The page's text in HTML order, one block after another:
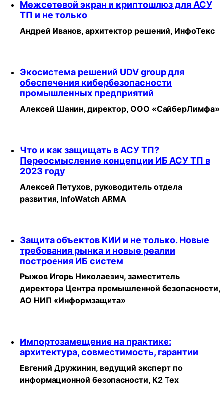
Межсетевой экран и криптошлюз для АСУ
ТП и не только
Андрей Иванов, архитектор решений, ИнфоТекс
Экосистема решений UDV group для
обеспечения кибербезопасности
промышленных предприятий
Алексей Шанин, директор, ООО «СайберЛимфа»
Что и как защищать в АСУ ТП?
Переосмысление концепции ИБ АСУ ТП в
2023 году
Алексей Петухов, руководитель отдела
развития, InfoWatch ARMA
Защита объектов КИИ и не только. Новые
требования рынка и новые реалии
построения ИБ систем
Рыжов Игорь Николаевич, заместитель
директора Центра промышленной безопасности,
АО НИП «Информзащита»
Импортозамещение на практике:
архитектура, совместимость, гарантии
Евгений Дружинин, ведущий эксперт по
информационной безопасности, K2 Тех